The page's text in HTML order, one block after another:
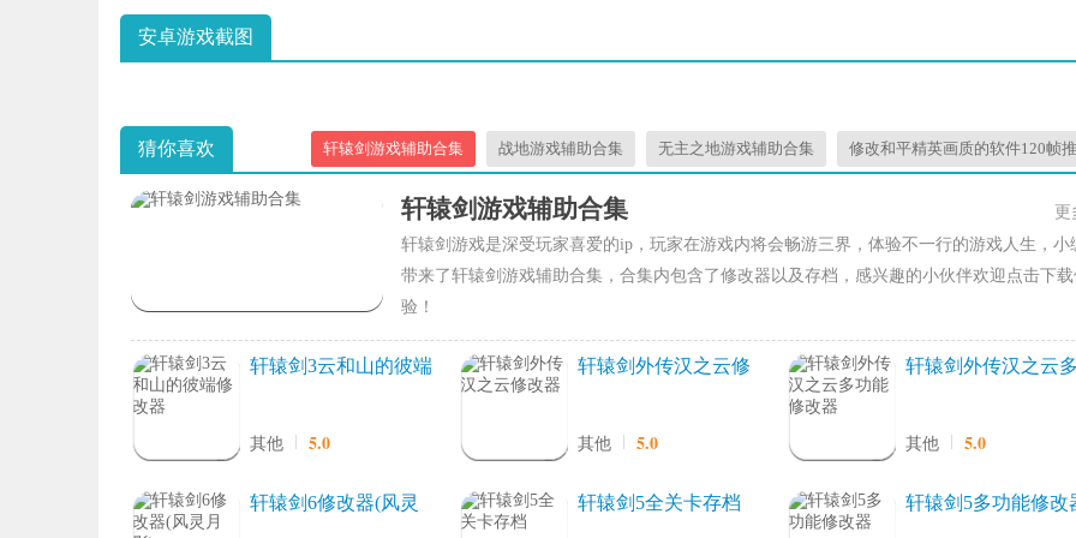
安卓游戏截图
猜你喜欢 轩辕剑游戏辅助合集 战地游戏辅助合集 无主之地游戏辅助合集 修改和平精英画质的软件120帧
轩辕剑游戏辅助合集
更
轩辕剑游戏是深受玩家喜爱的ip，玩家在游戏内将会畅游三界，体验不一行的游戏人生，小
带来了轩辕剑游戏辅助合集，合集内包含了修改器以及存档，感兴趣的小伙伴欢迎点击下
验！
轩辕剑3云和山的彼端
其他 5.0
轩辕剑外传汉之云修
其他 5.0
轩辕剑外传汉之云多
其他 5.0
轩辕剑6修改器(风灵
轩辕剑5全关卡存档 轩辕剑5多功能修改